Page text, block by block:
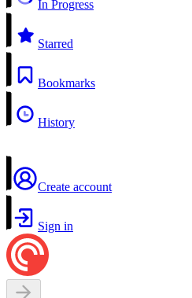
In Progress
Starred
Bookmarks
History
Create account
Sign in